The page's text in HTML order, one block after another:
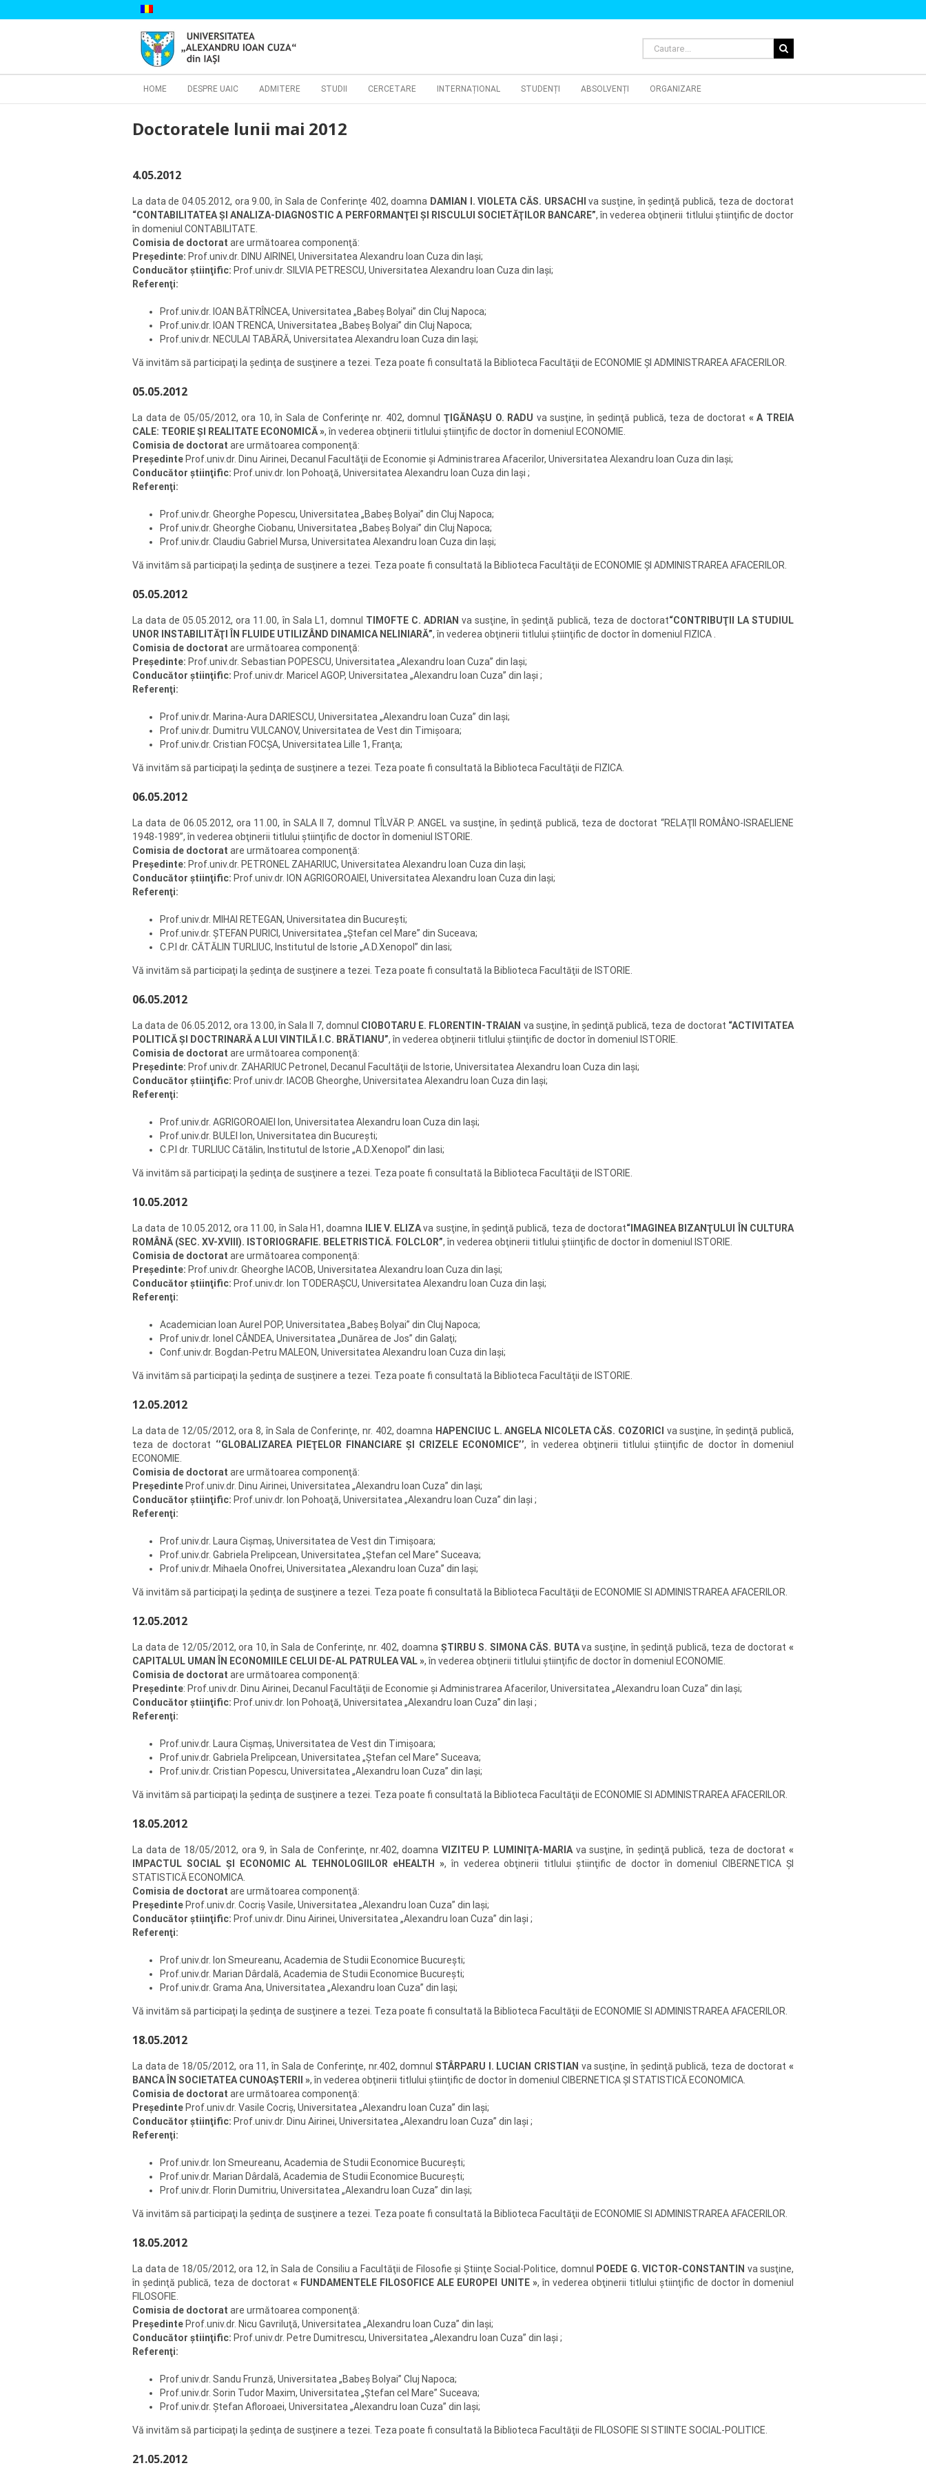
to
Cautare...
Cautare...
HOME DESPRE UAIC ADMITERE STUDII CERCETARE INTERNAȚIONAL STUDENȚI ABSOLVENȚI ORGANIZARE
Doctoratele lunii mai 2012
4.05.2012
La data de 04.05.2012, ora 9.00, în Sala de Conferinţe 402, doamna DAMIAN I. VIOLETA CĂS. URSACHI
va susţine, în şedinţă publică, teza de doctorat
“CONTABILITATEA ŞI ANALIZA-DIAGNOSTIC A PERFORMANŢEI ŞI RISCULUI SOCIETĂŢILOR BANCARE”, în vederea obţinerii titlului ştiinţific de doctor
în domeniul CONTABILITATE.
Comisia de doctorat are următoarea componenţă:
Preşedinte: Prof.univ.dr. DINU AIRINEI, Universitatea Alexandru Ioan Cuza din Iaşi;
Conducător ştiinţific: Prof.univ.dr. SILVIA PETRESCU, Universitatea Alexandru Ioan Cuza din Iaşi;
Referenţi:
Prof.univ.dr. IOAN BĂTRÎNCEA, Universitatea „Babeş Bolyai” din Cluj Napoca;
Prof.univ.dr. IOAN TRENCA, Universitatea „Babeş Bolyai” din Cluj Napoca;
Prof.univ.dr. NECULAI TABĂRĂ, Universitatea Alexandru Ioan Cuza din Iaşi;
Vă invităm să participaţi la şedinţa de susţinere a tezei. Teza poate fi consultată la Biblioteca Facultăţii de ECONOMIE ŞI ADMINISTRAREA AFACERILOR.
05.05.2012
La data de 05/05/2012, ora 10, în Sala de Conferinţe nr. 402, domnul ŢIGĂNAŞU O. RADU va susţine, în şedinţă publică, teza de doctorat « A TREIA
CALE: TEORIE ŞI REALITATE ECONOMICĂ », în vederea obţinerii titlului ştiinţific de doctor în domeniul ECONOMIE.
Comisia de doctorat are următoarea componenţă:
Preşedinte Prof.univ.dr. Dinu Airinei, Decanul Facultăţii de Economie şi Administrarea Afacerilor, Universitatea Alexandru Ioan Cuza din Iaşi;
Conducător ştiinţific: Prof.univ.dr. Ion Pohoaţă, Universitatea Alexandru Ioan Cuza din Iaşi ;
Referenţi:
Prof.univ.dr. Gheorghe Popescu, Universitatea „Babeş Bolyai” din Cluj Napoca;
Prof.univ.dr. Gheorghe Ciobanu, Universitatea „Babeş Bolyai” din Cluj Napoca;
Prof.univ.dr. Claudiu Gabriel Mursa, Universitatea Alexandru Ioan Cuza din Iaşi;
Vă invităm să participaţi la şedinţa de susţinere a tezei. Teza poate fi consultată la Biblioteca Facultăţii de ECONOMIE ŞI ADMINISTRAREA AFACERILOR.
05.05.2012
La data de 05.05.2012, ora 11.00, în Sala L1, domnul TIMOFTE C. ADRIAN va susţine, în şedinţă publică, teza de doctorat“CONTRIBUŢII LA STUDIUL
UNOR INSTABILITĂŢI ÎN FLUIDE UTILIZÂND DINAMICA NELINIARĂ”, în vederea obţinerii titlului ştiinţific de doctor în domeniul FIZICA .
Comisia de doctorat are următoarea componenţă:
Preşedinte: Prof.univ.dr. Sebastian POPESCU, Universitatea „Alexandru Ioan Cuza” din Iaşi;
Conducător ştiinţific: Prof.univ.dr. Maricel AGOP, Universitatea „Alexandru Ioan Cuza” din Iaşi ;
Referenţi:
Prof.univ.dr. Marina-Aura DARIESCU, Universitatea „Alexandru Ioan Cuza” din Iaşi;
Prof.univ.dr. Dumitru VULCANOV, Universitatea de Vest din Timişoara;
Prof.univ.dr. Cristian FOCŞA, Universitatea Lille 1, Franţa;
Vă invităm să participaţi la şedinţa de susţinere a tezei. Teza poate fi consultată la Biblioteca Facultăţii de FIZICA.
06.05.2012
La data de 06.05.2012, ora 11.00, în SALA II 7, domnul TÎLVĂR P. ANGEL va susţine, în şedinţă publică, teza de doctorat “RELAŢII ROMÂNO-ISRAELIENE
1948-1989”, în vederea obţinerii titlului ştiinţific de doctor în domeniul ISTORIE.
Comisia de doctorat are următoarea componenţă:
Preşedinte: Prof.univ.dr. PETRONEL ZAHARIUC, Universitatea Alexandru Ioan Cuza din Iaşi;
Conducător ştiinţific: Prof.univ.dr. ION AGRIGOROAIEI, Universitatea Alexandru Ioan Cuza din Iaşi;
Referenţi:
Prof.univ.dr. MIHAI RETEGAN, Universitatea din Bucureşti;
Prof.univ.dr. ŞTEFAN PURICI, Universitatea „Ştefan cel Mare” din Suceava;
C.P.I dr. CĂTĂLIN TURLIUC, Institutul de Istorie „A.D.Xenopol” din Iasi;
Vă invităm să participaţi la şedinţa de susţinere a tezei. Teza poate fi consultată la Biblioteca Facultăţii de ISTORIE.
06.05.2012
La data de 06.05.2012, ora 13.00, în Sala II 7, domnul CIOBOTARU E. FLORENTIN-TRAIAN va susţine, în şedinţă publică, teza de doctorat “ACTIVITATEA
POLITICĂ ŞI DOCTRINARĂ A LUI VINTILĂ I.C. BRĂTIANU”, în vederea obţinerii titlului ştiinţific de doctor în domeniul ISTORIE.
Comisia de doctorat are următoarea componenţă:
Preşedinte: Prof.univ.dr. ZAHARIUC Petronel, Decanul Facultăţii de Istorie, Universitatea Alexandru Ioan Cuza din Iaşi;
Conducător ştiinţific: Prof.univ.dr. IACOB Gheorghe, Universitatea Alexandru Ioan Cuza din Iaşi;
Referenţi:
Prof.univ.dr. AGRIGOROAIEI Ion, Universitatea Alexandru Ioan Cuza din Iaşi;
Prof.univ.dr. BULEI Ion, Universitatea din Bucureşti;
C.P.I dr. TURLIUC Cătălin, Institutul de Istorie „A.D.Xenopol” din Iasi;
Vă invităm să participaţi la şedinţa de susţinere a tezei. Teza poate fi consultată la Biblioteca Facultăţii de ISTORIE.
10.05.2012
La data de 10.05.2012, ora 11.00, în Sala H1, doamna ILIE V. ELIZAva susţine, în şedinţă publică, teza de doctorat“IMAGINEA BIZANŢULUI ÎN CULTURA
ROMÂNĂ (SEC. XV-XVIII). ISTORIOGRAFIE. BELETRISTICĂ. FOLCLOR”, în vederea obţinerii titlului ştiinţific de doctor în domeniul ISTORIE.
Comisia de doctorat are următoarea componenţă:
Preşedinte: Prof.univ.dr. Gheorghe IACOB, Universitatea Alexandru Ioan Cuza din Iaşi;
Conducător ştiinţific: Prof.univ.dr. Ion TODERAŞCU, Universitatea Alexandru Ioan Cuza din Iaşi;
Referenţi:
Academician Ioan Aurel POP, Universitatea „Babeş Bolyai” din Cluj Napoca;
Prof.univ.dr. Ionel CÂNDEA, Universitatea „Dunărea de Jos” din Galaţi;
Conf.univ.dr. Bogdan-Petru MALEON, Universitatea Alexandru Ioan Cuza din Iaşi;
Vă invităm să participaţi la şedinţa de susţinere a tezei. Teza poate fi consultată la Biblioteca Facultăţii de ISTORIE.
12.05.2012
La data de 12/05/2012, ora 8, în Sala de Conferinţe, nr. 402, doamna HAPENCIUC L. ANGELA NICOLETA CĂS. COZORICI va susţine, în şedinţă publică,
teza de doctorat ‘’GLOBALIZAREA PIEŢELOR FINANCIARE ŞI CRIZELE ECONOMICE’’, în vederea obţinerii titlului ştiinţific de doctor în domeniul
ECONOMIE.
Comisia de doctorat are următoarea componenţă:
Preşedinte Prof.univ.dr. Dinu Airinei, Universitatea „Alexandru Ioan Cuza” din Iaşi;
Conducător ştiinţific: Prof.univ.dr. Ion Pohoaţă, Universitatea „Alexandru Ioan Cuza” din Iaşi ;
Referenţi:
Prof.univ.dr. Laura Cişmaş, Universitatea de Vest din Timişoara;
Prof.univ.dr. Gabriela Prelipcean, Universitatea „Ştefan cel Mare” Suceava;
Prof.univ.dr. Mihaela Onofrei, Universitatea „Alexandru Ioan Cuza” din Iaşi;
Vă invităm să participaţi la şedinţa de susţinere a tezei. Teza poate fi consultată la Biblioteca Facultăţii de ECONOMIE SI ADMINISTRAREA AFACERILOR.
12.05.2012
La data de 12/05/2012, ora 10, în Sala de Conferinţe, nr. 402, doamna ŞTIRBU S. SIMONA CĂS. BUTAva susţine, în şedinţă publică, teza de doctorat«
CAPITALUL UMAN ÎN ECONOMIILE CELUI DE-AL PATRULEA VAL », în vederea obţinerii titlului ştiinţific de doctor în domeniul ECONOMIE.
Comisia de doctorat are următoarea componenţă:
Preşedinte: Prof.univ.dr. Dinu Airinei, Decanul Facultăţii de Economie şi Administrarea Afacerilor, Universitatea „Alexandru Ioan Cuza” din Iaşi;
Conducător ştiinţific: Prof.univ.dr. Ion Pohoaţă, Universitatea „Alexandru Ioan Cuza” din Iaşi ;
Referenţi:
Prof.univ.dr. Laura Cişmaş, Universitatea de Vest din Timişoara;
Prof.univ.dr. Gabriela Prelipcean, Universitatea „Ştefan cel Mare” Suceava;
Prof.univ.dr. Cristian Popescu, Universitatea „Alexandru Ioan Cuza” din Iaşi;
Vă invităm să participaţi la şedinţa de susţinere a tezei. Teza poate fi consultată la Biblioteca Facultăţii de ECONOMIE SI ADMINISTRAREA AFACERILOR.
18.05.2012
La data de 18/05/2012, ora 9, în Sala de Conferinţe, nr.402, doamna VIZITEU P. LUMINIŢA-MARIA va susţine, în şedinţă publică, teza de doctorat«
IMPACTUL SOCIAL ŞI ECONOMIC AL TEHNOLOGIILOR eHEALTH », în vederea obţinerii titlului ştiinţific de doctor în domeniul CIBERNETICA ŞI
STATISTICĂ ECONOMICA.
Comisia de doctorat are următoarea componenţă:
Preşedinte Prof.univ.dr. Cocriş Vasile, Universitatea „Alexandru Ioan Cuza” din Iaşi;
Conducător ştiinţific: Prof.univ.dr. Dinu Airinei, Universitatea „Alexandru Ioan Cuza” din Iaşi ;
Referenţi:
Prof.univ.dr. Ion Smeureanu, Academia de Studii Economice Bucureşti;
Prof.univ.dr. Marian Dârdală, Academia de Studii Economice Bucureşti;
Prof.univ.dr. Grama Ana, Universitatea „Alexandru Ioan Cuza” din Iaşi;
Vă invităm să participaţi la şedinţa de susţinere a tezei. Teza poate fi consultată la Biblioteca Facultăţii de ECONOMIE SI ADMINISTRAREA AFACERILOR.
18.05.2012
La data de 18/05/2012, ora 11, în Sala de Conferinţe, nr.402, domnul STÂRPARU I. LUCIAN CRISTIAN va susţine, în şedinţă publică, teza de doctorat «
BANCA ÎN SOCIETATEA CUNOAŞTERII », în vederea obţinerii titlului ştiinţific de doctor în domeniul CIBERNETICA ŞI STATISTICĂ ECONOMICA.
Comisia de doctorat are următoarea componenţă:
Preşedinte Prof.univ.dr. Vasile Cocriş, Universitatea „Alexandru Ioan Cuza” din Iaşi;
Conducător ştiinţific: Prof.univ.dr. Dinu Airinei, Universitatea „Alexandru Ioan Cuza” din Iaşi ;
Referenţi:
Prof.univ.dr. Ion Smeureanu, Academia de Studii Economice Bucureşti;
Prof.univ.dr. Marian Dârdală, Academia de Studii Economice Bucureşti;
Prof.univ.dr. Florin Dumitriu, Universitatea „Alexandru Ioan Cuza” din Iaşi;
Vă invităm să participaţi la şedinţa de susţinere a tezei. Teza poate fi consultată la Biblioteca Facultăţii de ECONOMIE SI ADMINISTRAREA AFACERILOR.
18.05.2012
La data de 18/05/2012, ora 12, în Sala de Consiliu a Facultăţii de Filosofie şi Ştiinţe Social-Politice, domnul POEDE G. VICTOR-CONSTANTIN va susţine,
în şedinţă publică, teza de doctorat « FUNDAMENTELE FILOSOFICE ALE EUROPEI UNITE », în vederea obţinerii titlului ştiinţific de doctor în domeniul
FILOSOFIE.
Comisia de doctorat are următoarea componenţă:
Preşedinte Prof.univ.dr. Nicu Gavriluţă, Universitatea „Alexandru Ioan Cuza” din Iaşi;
Conducător ştiinţific: Prof.univ.dr. Petre Dumitrescu, Universitatea „Alexandru Ioan Cuza” din Iaşi ;
Referenţi:
Prof.univ.dr. Sandu Frunză, Universitatea „Babeş Bolyai” Cluj Napoca;
Prof.univ.dr. Sorin Tudor Maxim, Universitatea „Ştefan cel Mare” Suceava;
Prof.univ.dr. Ştefan Afloroaei, Universitatea „Alexandru Ioan Cuza” din Iaşi;
Vă invităm să participaţi la şedinţa de susţinere a tezei. Teza poate fi consultată la Biblioteca Facultăţii de FILOSOFIE SI STIINTE SOCIAL-POLITICE.
21.05.2012